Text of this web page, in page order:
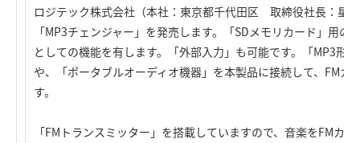
ロジテック株式会社（本社：東京都千代田区 取締役社長：星
「MP3チェンジャー」を発売します。「SDメモリカード」用
としての機能を有します。「外部入力」も可能です。「MP3形
や、「ポータブルオーディオ機器」を本製品に接続して、FM
す。
「FMトランスミッター」を搭載していますので、音楽をFMカ